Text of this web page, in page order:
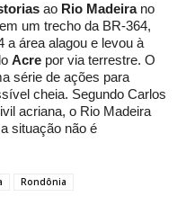
ao Rio Madeira no
um trecho da BR-364,
a área alagou e levou à
Acre por via terrestre. O
série de ações para
cheia. Segundo Carlos
acriana, o Rio Madeira
situação não é
Rondônia